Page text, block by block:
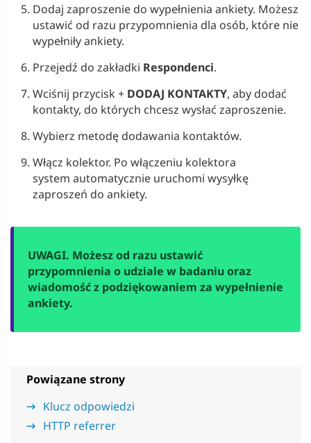
Dodaj zaproszenie do wypełnienia ankiety. Możesz
ustawić od razu przypomnienia dla osób, które nie
wypełniły ankiety.
Przejedź do zakładki Respondenci.
Wciśnij przycisk + DODAJ KONTAKTY, aby dodać
kontakty, do których chcesz wysłać zaproszenie.
Wybierz metodę dodawania kontaktów.
Włącz kolektor. Po włączeniu kolektora
system automatycznie uruchomi wysyłkę
zaproszeń do ankiety.
UWAGI. Możesz od razu ustawić
przypomnienia o udziale w badaniu oraz
wiadomość z podziękowaniem za wypełnienie
ankiety.
Powiązane strony
Klucz odpowiedzi
HTTP referrer